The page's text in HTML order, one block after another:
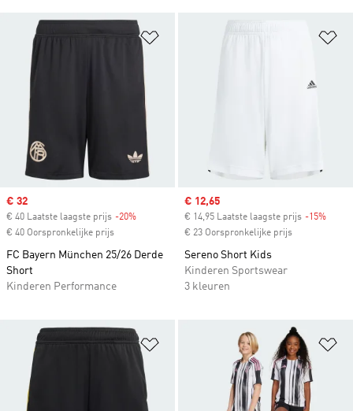
Sale price
€ 32
€ 40 Laatste laagste prijs -20%
€ 40 Oorspronkelijke prijs
FC Bayern München 25/26 Derde
Short
Kinderen Performance
Sale price
€ 12,65
€ 14,95 Laatste laagste prijs -15%
€ 23 Oorspronkelijke prijs
Sereno Short Kids
Kinderen Sportswear
3 kleuren
Op verlanglijst zetten